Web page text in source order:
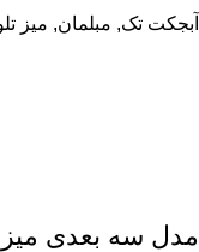
آبجکت تک, مبلمان, میز
مدل سه بعدی میز